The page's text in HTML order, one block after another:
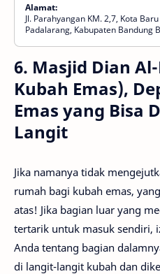
Alamat:
Jl. Parahyangan KM. 2,7, Kota
Padalarang, Kabupaten Bandung
6. Masjid Dian
Kubah Emas),
Emas yang Bisa
Langit
Jika namanya tidak
rumah bagi kubah emas,
atas! Jika bagian luar yang
tertarik untuk masuk sendiri,
Anda tentang bagian
di langit-langit kubah dan